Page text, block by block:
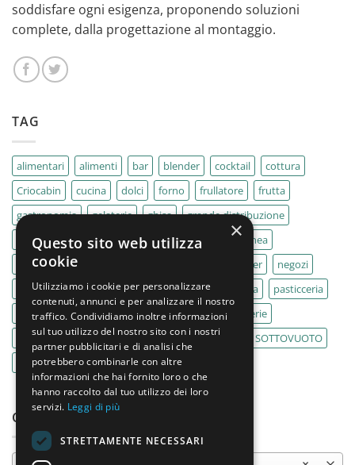
soddisfare ogni esigenza, proponendo soluzioni
complete, dalla progettazione al montaggio.
TAG
alimentari alimenti bar blender cocktail
cottura
Criocabin
cucina dolci forno frullatore
frutta
gastronomia
gelaterie ghisa
grande distribuzione
IMPASTATRICE
impastatrici kebab
La Felsinea
MACELLERIA
mixer
negozi
Outlet
pane panifici panificio paninoteca
pasticceria
pasticcerie
pescherie pizza pizzeria
pizzerie
PLANETARIA
pub ristoranti ristorazione
SOTTOVUOTO
supermercati
tavole calde tostiere
CATEGORIE PRODOTTO
×
Questo sito web utilizza
cookie
Utilizziamo i cookie per personalizzare
contenuti, annunci e per analizzare il nostro
traffico. Condividiamo inoltre informazioni
sul tuo utilizzo del nostro sito con i nostri
partner pubblicitari e di analisi che
potrebbero combinarle con altre
informazioni che hai fornito loro o che
hanno raccolto dal tuo utilizzo dei loro
servizi. Leggi di più
STRETTAMENTE NECESSARI